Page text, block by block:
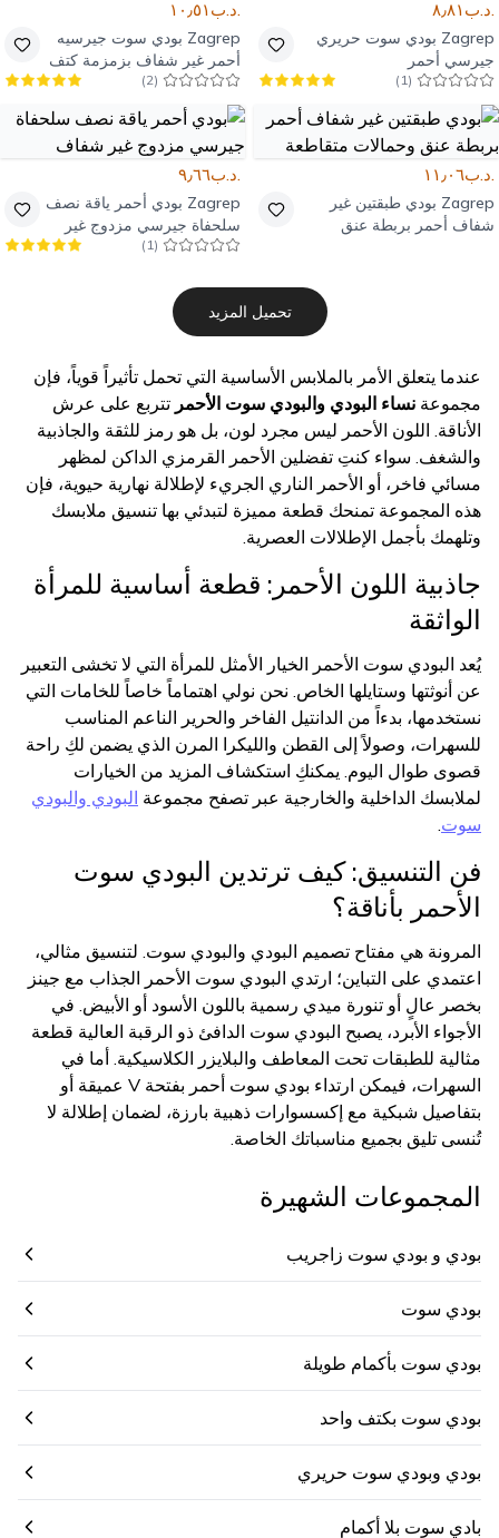
.د.ب٨٫٨١
Zagrep بودي سوت حريري
جيرسي أحمر
(
1
)
.د.ب١٠٫٥١
Zagrep بودي سوت جيرسيه
أحمر غير شفاف بزمزمة كتف
وقصة صدر
(
2
)
.د.ب١١٫٠٦
Zagrep بودي طبقتين غير
شفاف أحمر بربطة عنق
.د.ب٩٫٦٦
Zagrep بودي أحمر ياقة نصف
سلحفاة جيرسي مزدوج غير
شفاف
(
1
)
تحميل المزيد
عندما يتعلق الأمر بالملابس الأساسية التي تحمل تأثيراً قوياً، فإن
مجموعة نساء البودي والبودي سوت الأحمر تتربع على عرش
الأناقة. اللون الأحمر ليس مجرد لون، بل هو رمز للثقة والجاذبية
والشغف. سواء كنتِ تفضلين الأحمر القرمزي الداكن لمظهر
مسائي فاخر، أو الأحمر الناري الجريء لإطلالة نهارية حيوية، فإن
هذه المجموعة تمنحك قطعة مميزة لتبدئي بها تنسيق ملابسك
وتلهمك بأجمل الإطلالات العصرية.
جاذبية اللون الأحمر: قطعة أساسية للمرأة
الواثقة
يُعد البودي سوت الأحمر الخيار الأمثل للمرأة التي لا تخشى التعبير
عن أنوثتها وستايلها الخاص. نحن نولي اهتماماً خاصاً للخامات التي
نستخدمها، بدءاً من الدانتيل الفاخر والحرير الناعم المناسب
للسهرات، وصولاً إلى القطن والليكرا المرن الذي يضمن لكِ راحة
قصوى طوال اليوم. يمكنكِ استكشاف المزيد من الخيارات
لملابسك الداخلية والخارجية عبر تصفح مجموعة البودي والبودي
سوت.
فن التنسيق: كيف ترتدين البودي سوت
الأحمر بأناقة؟
المرونة هي مفتاح تصميم البودي والبودي سوت. لتنسيق مثالي،
اعتمدي على التباين؛ ارتدي البودي سوت الأحمر الجذاب مع جينز
بخصر عالٍ أو تنورة ميدي رسمية باللون الأسود أو الأبيض. في
الأجواء الأبرد، يصبح البودي سوت الدافئ ذو الرقبة العالية قطعة
مثالية للطبقات تحت المعاطف والبلايزر الكلاسيكية. أما في
السهرات، فيمكن ارتداء بودي سوت أحمر بفتحة V عميقة أو
بتفاصيل شبكية مع إكسسوارات ذهبية بارزة، لضمان إطلالة لا
تُنسى تليق بجميع مناسباتك الخاصة.
المجموعات الشهيرة
بودي و بودي سوت زاجريب
بودي سوت
بودي سوت بأكمام طويلة
بودي سوت بكتف واحد
بودي وبودي سوت حريري
بادي سوت بلا أكمام